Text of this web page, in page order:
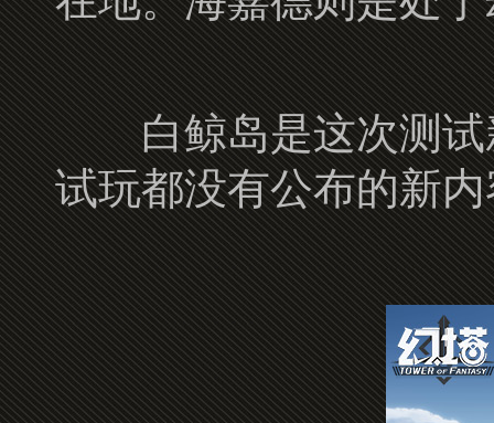
白鲸岛是这次测试新
试玩都没有公布的新